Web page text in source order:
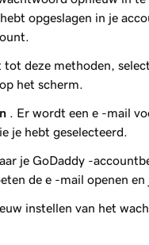
opgeslagen in je
tot deze methoden,
het scherm.
. Er wordt een e -mail
je hebt geselecteerd.
je GoDaddy -
de e -mail openen
instellen van het